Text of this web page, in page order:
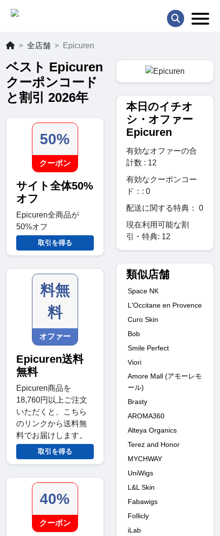
全店舗 Epicuren
ベスト Epicuren
クーポンコード
と割引 2026年
50%
クーポン
サイト全体50%
オフ
Epicuren全商品が
50%オフ
取引を得る
料無
料
オファー
Epicuren送料
無料
Epicuren商品を
18,760円以上ご注文
いただくと、こちら
のリンクから送料無
料でお届けします。
取引を得る
40%
クーポン
本日のイチオ
シ・オファー
Epicuren
有効なオファーの合
計数 : 12
有効なクーポンコー
ド：: 0
配送に関する特典： 0
現在利用可能な割
引・特典: 12
類似店舗
Space NK
L'Occitane en Provence
Curo Skin
Bob
Smile Perfect
Viori
Amore Mall (アモーレモ
ール)
Brasty
AROMA360
Alteya Organics
Terez and Honor
MYCHWAY
UniWigs
L&L Skin
Fabawigs
Follicly
iLab